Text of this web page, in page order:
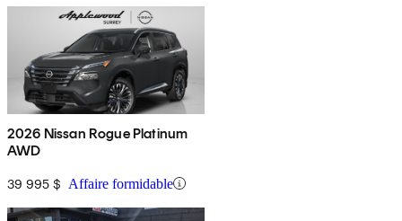
2026 Nissan Rogue Platinum
AWD
39 995 $ Affaire formidable